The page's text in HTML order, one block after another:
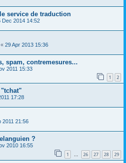
service de traduction
Dec 2014 14:52
« 29 Apr 2013 15:36
spam, contremesures...
2011 15:33
1 2
"tchat"
17:28
2011 21:56
?
2010 16:55
1 … 26 27 28 29